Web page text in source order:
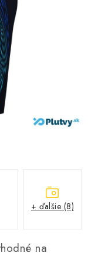
na
+ ďalšie (8)